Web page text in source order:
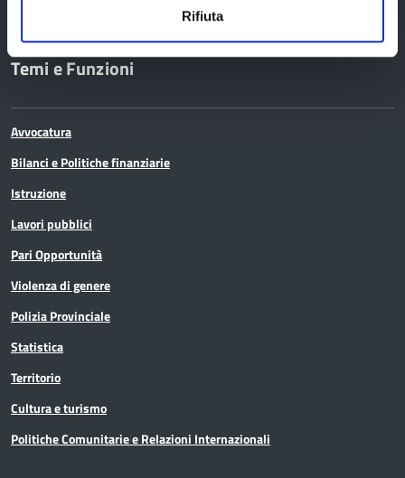
Rifiuta
Temi e Funzioni
Avvocatura
Bilanci e Politiche finanziarie
Istruzione
Lavori pubblici
Pari Opportunità
Violenza di genere
Polizia Provinciale
Statistica
Territorio
Cultura e turismo
Politiche Comunitarie e Relazioni Internazionali